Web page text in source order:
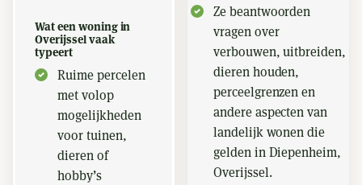
Wat een woning in
Overijssel vaak
typeert
Ruime percelen
met volop
mogelijkheden
voor tuinen,
dieren of
hobby’s
Ze beantwoorden
vragen over
verbouwen, uitbreiden,
dieren houden,
perceelgrenzen en
andere aspecten van
landelijk wonen die
gelden in Diepenheim,
Overijssel.